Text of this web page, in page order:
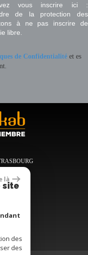
vous inscrire ici :
de la protection des
à ne pas inscrire de
libre.
de Confidentialité et es
là
site
des
des